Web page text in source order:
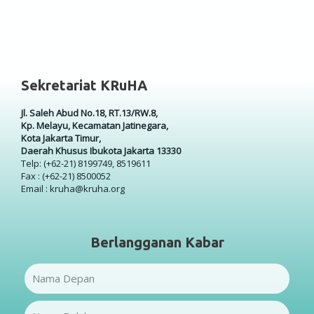
Sekretariat KRuHA
Jl. Saleh Abud No.18, RT.13/RW.8,
Kp. Melayu, Kecamatan Jatinegara,
Kota Jakarta Timur,
Daerah Khusus Ibukota Jakarta 13330
Telp: (+62-21) 8199749, 8519611
Fax : (+62-21) 8500052
Email : kruha@kruha.org
Berlangganan Kabar
Name
Name